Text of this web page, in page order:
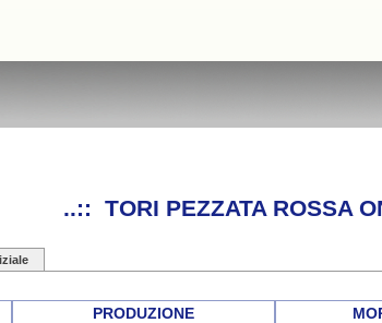
..:: TORI PEZZATA ROSSA
PRODUZIONE